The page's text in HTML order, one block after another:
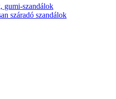
gumi-szandálok
száradó szandálok